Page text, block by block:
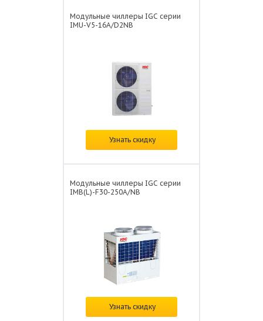
Модульные чиллеры IGC серии
IMU-V5-16A/D2NB
по запросу
Узнать скидку
Модульные чиллеры IGC серии
IMB(L)-F30-250A/NB
по запросу
Узнать скидку